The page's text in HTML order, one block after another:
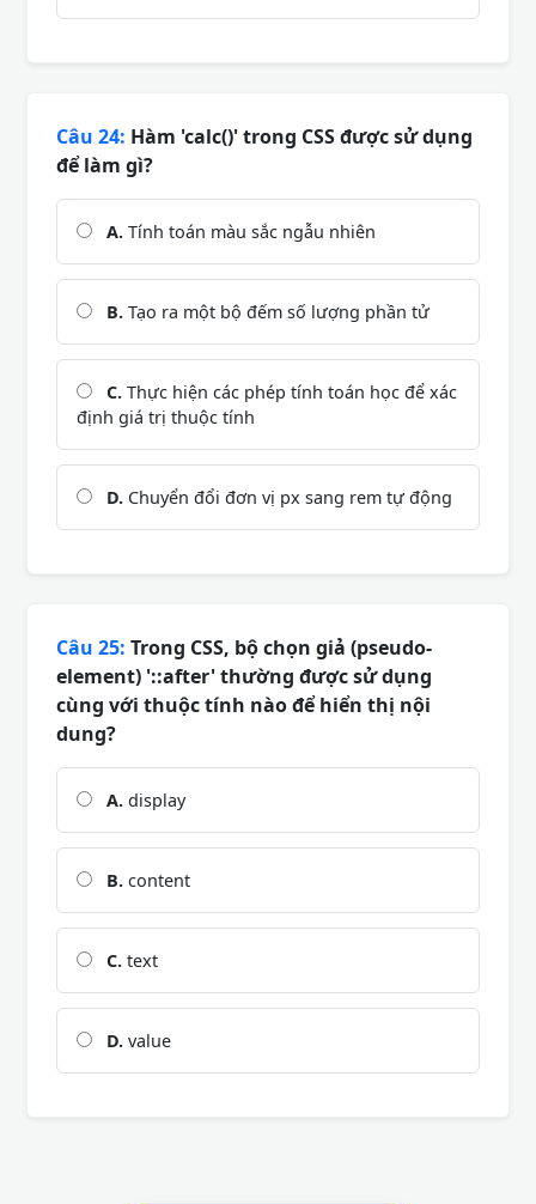
Câu 24: Hàm 'calc()' trong CSS được sử dụng
để làm gì?
A. Tính toán màu sắc ngẫu nhiên
B. Tạo ra một bộ đếm số lượng phần tử
C. Thực hiện các phép tính toán học để xác
định giá trị thuộc tính
D. Chuyển đổi đơn vị px sang rem tự động
Câu 25: Trong CSS, bộ chọn giả (pseudo-
element) '::after' thường được sử dụng
cùng với thuộc tính nào để hiển thị nội
dung?
A. display
B. content
C. text
D. value